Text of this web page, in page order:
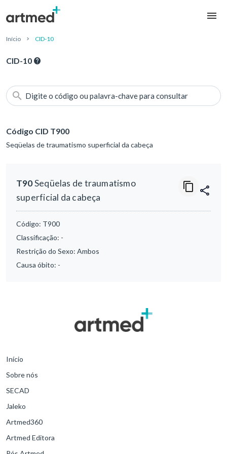
Início CID-10
CID-10
Digite o código ou palavra-chave para consultar
Código CID T900
Seqüelas de traumatismo superficial da cabeça
T90Seqüelas de traumatismo
superficial da cabeça
Código: T900
Classificação: -
Restrição do Sexo: Ambos
Causa óbito: -
Início
Sobre nós
SECAD
Jaleko
Artmed360
Artmed Editora